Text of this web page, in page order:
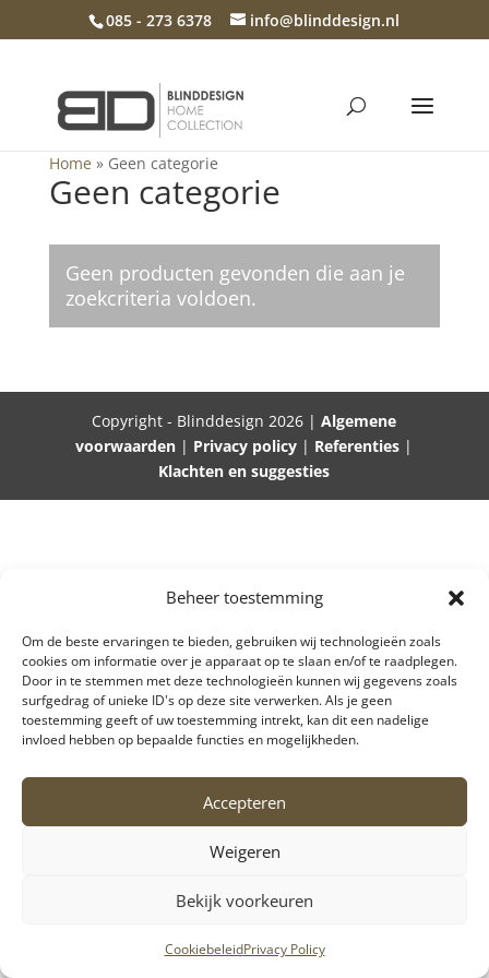
Beheer toestemming
Om de beste ervaringen te bieden, gebruiken wij technologieën zoals
cookies om informatie over je apparaat op te slaan en/of te raadplegen.
Door in te stemmen met deze technologieën kunnen wij gegevens zoals
surfgedrag of unieke ID's op deze site verwerken. Als je geen
toestemming geeft of uw toestemming intrekt, kan dit een nadelige
invloed hebben op bepaalde functies en mogelijkheden.
Accepteren
Weigeren
Bekijk voorkeuren
CookiebeleidPrivacy Policy
085 - 273 6378 info@blinddesign.nl
Home » Geen categorie
Geen categorie
Geen producten gevonden die aan je
zoekcriteria voldoen.
Copyright - Blinddesign 2026 |Algemene
voorwaarden | Privacy policy | Referenties |
Klachten en suggesties